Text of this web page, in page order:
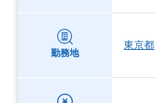
勤務地
東京都